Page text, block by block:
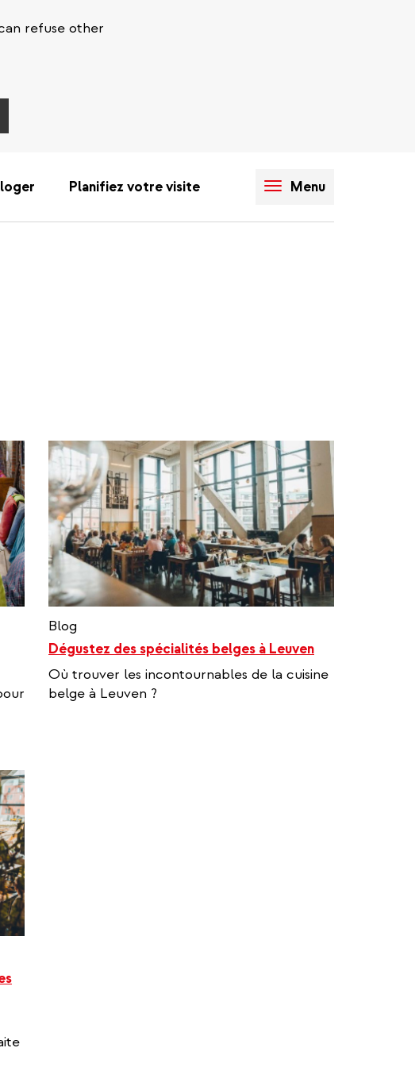
refuse other
Planifiez votre visite Menu
Blog
Dégustez des spécialités belges à Leuven
Où trouver les incontournables de la cuisine
belge à Leuven ?